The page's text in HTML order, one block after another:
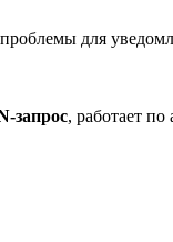
для
запрос, работает